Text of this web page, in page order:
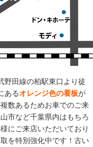
野田線の柏駅東口より徒
あるオレンジ色の看板が
数あるためお車でのご来
市など千葉県内はもちろ
にご来店いただいており
を特別強化中です！古い